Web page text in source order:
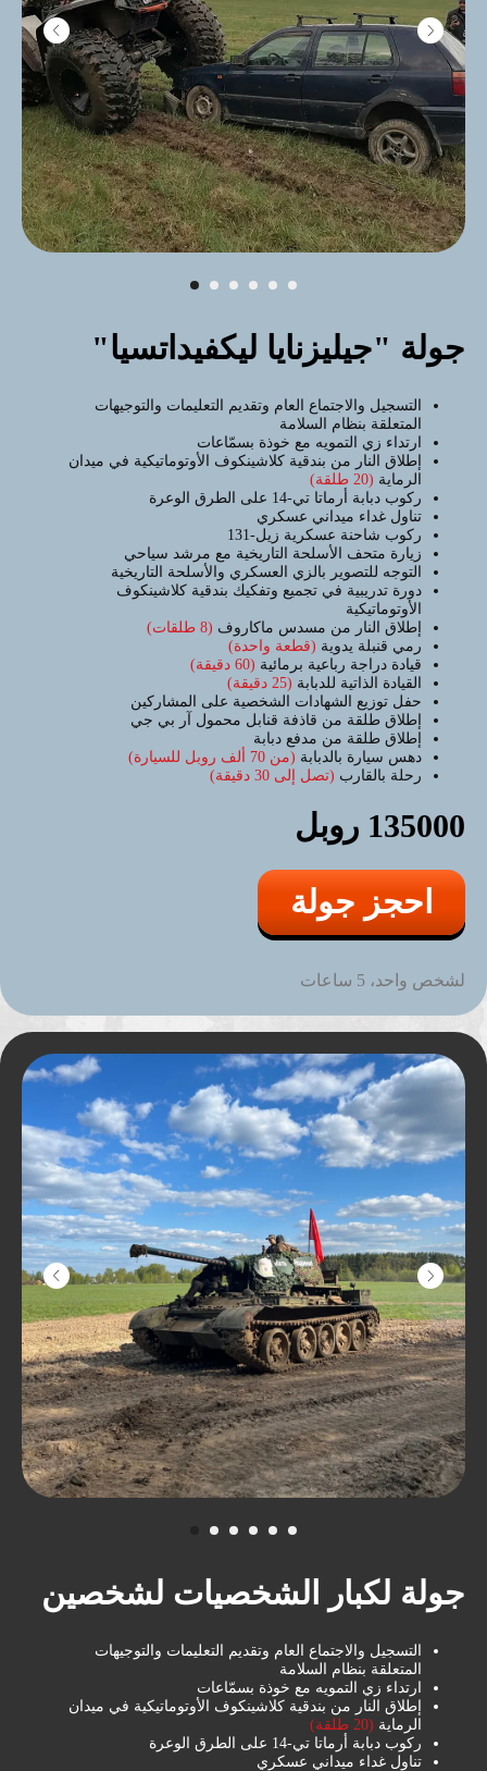
جولة "جيليزنايا ليكفيداتسيا"
التسجيل والاجتماع العام وتقديم التعليمات والتوجيهات
المتعلقة بنظام السلامة
ارتداء زي التمويه مع خوذة بسمّاعات
إطلاق النار من بندقية كلاشينكوف الأوتوماتيكية في ميدان
الرماية (20 طلقة)
ركوب دبابة أرماتا تي-14 على الطرق الوعرة
تناول غداء ميداني عسكري
ركوب شاحنة عسكرية زيل-131
زيارة متحف الأسلحة التاريخية مع مرشد سياحي
التوجه للتصوير بالزي العسكري والأسلحة التاريخية
دورة تدريبية في تجميع وتفكيك بندقية كلاشينكوف
الأوتوماتيكية
إطلاق النار من مسدس ماكاروف (8 طلقات)
رمي قنبلة يدوية (قطعة واحدة)
قيادة دراجة رباعية برمائية (60 دقيقة)
القيادة الذاتية للدبابة (25 دقيقة)
حفل توزيع الشهادات الشخصية على المشاركين
إطلاق طلقة من قاذفة قنابل محمول آر بي جي
إطلاق طلقة من مدفع دبابة
دهس سيارة بالدبابة (من 70 ألف روبل للسيارة)
رحلة بالقارب (تصل إلى 30 دقيقة)
135000 روبل
احجز جولة
لشخص واحد، 5 ساعات
جولة لكبار الشخصيات لشخصين
التسجيل والاجتماع العام وتقديم التعليمات والتوجيهات
المتعلقة بنظام السلامة
ارتداء زي التمويه مع خوذة بسمّاعات
إطلاق النار من بندقية كلاشينكوف الأوتوماتيكية في ميدان
الرماية (20 طلقة)
ركوب دبابة أرماتا تي-14 على الطرق الوعرة
تناول غداء ميداني عسكري
BIG FOOT رحلة
الممتعة على مركبة
مخصصة لجميع الطرقات
الرباعي (عربة الجليد) في أوروبا.
سوف تتذكر هذه اللحظات لفترة طويلة
مسارات ممتعة متفاوتة
الصعوبة
يمكن لمركبات الدفع الرباعي الوصول إلى
سرعة تصل إلى 100 كم
في الساعة، والمرور بسهولة عبر المستنقعات
وعبور جذوع الأشجار
المتساقطة والسباحة. في الشتاء، هناك
خيارالغوص في المياه العميقة
المتجمدة.
سوف تحبون هذه التجربة
الرائعة